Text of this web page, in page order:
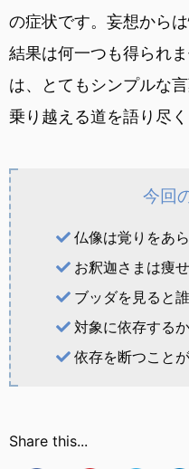
の症状です。妄想から
結果は何一つも得られ
は、とてもシンプルな
乗り越える道を語り尽く
今回
仏像は覚りをあ
お釈迦さまは痩
ブッダを見ると
対象に依存する
依存を断つこと
Share this...